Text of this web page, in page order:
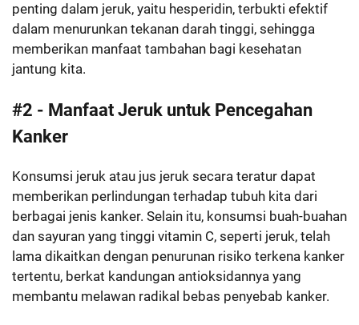
penting dalam jeruk, yaitu hesperidin, terbukti efektif
dalam menurunkan tekanan darah tinggi, sehingga
memberikan manfaat tambahan bagi kesehatan
jantung kita.
#2 - Manfaat Jeruk untuk Pencegahan
Kanker
Konsumsi jeruk atau jus jeruk secara teratur dapat
memberikan perlindungan terhadap tubuh kita dari
berbagai jenis kanker. Selain itu, konsumsi buah-buahan
dan sayuran yang tinggi vitamin C, seperti jeruk, telah
lama dikaitkan dengan penurunan risiko terkena kanker
tertentu, berkat kandungan antioksidannya yang
membantu melawan radikal bebas penyebab kanker.